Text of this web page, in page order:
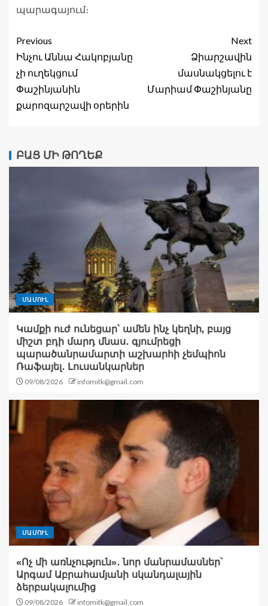
պարագայում։
Previous
Ինչու Աննա Հակոբյանը
չի ուղեկցում
Փաշինյանին
քարոզարշավի օրերին
Next
Ձիարշավին
մասնակցելու է
Մարիամ Փաշինյանը
ԲԱՑ ՄԻ ԹՈՂԵՔ
ՄԱՄՈՒԼ
Կամքի ուժ ունեցար՝ ամեն ինչ կեղնի, բայց
միշտ բդի մարդ մնաս․ գյումրեցի
պարածանրամարտի աշխարհի չեմպիոն
Ռաֆայել․ Լուսանկարներ
09/08/2026 infomitk@gmail.com
ՄԱՄՈՒԼ
«Ոչ մի առնչություն»․ նոր մանրամասներ՝
Արգամ Աբրահամյանի սկանդալային
ձերբակալումից
09/08/2026 infomitk@gmail.com